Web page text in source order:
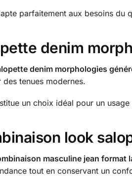
parfaitement aux besoins du
denim
denim morphologies
des tenues modernes.
un choix idéal pour un usage
look
masculine jean format
tout en conservant un